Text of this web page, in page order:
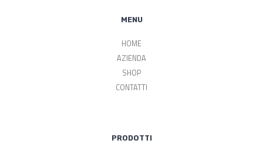
MENU
HOME
AZIENDA
SHOP
CONTATTI
PRODOTTI